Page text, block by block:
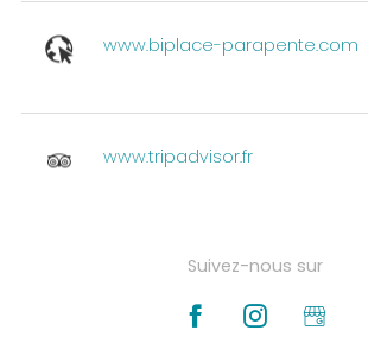
www.biplace-parapente.com
www.tripadvisor.fr
Suivez-nous sur